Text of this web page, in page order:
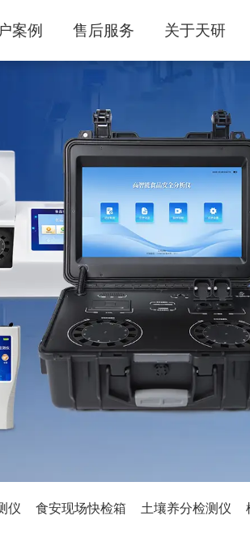
案例 售后服务 关于天研
仪 食安现场快检箱 土壤养分检测仪